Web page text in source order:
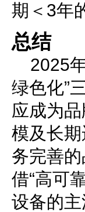
期＜3年
总结
2025
绿色化”
应成为
模及长
务完善
借“高可
设备的主